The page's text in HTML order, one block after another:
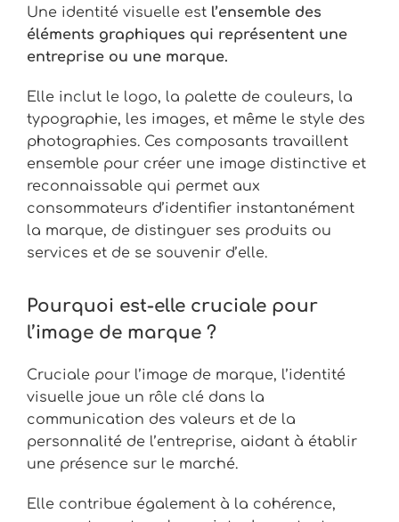
Une identité visuelle est l’ensemble des
éléments graphiques qui représentent une
entreprise ou une marque.
Elle inclut le logo, la palette de couleurs, la
typographie, les images, et même le style des
photographies. Ces composants travaillent
ensemble pour créer une image distinctive et
reconnaissable qui permet aux
consommateurs d’identifier instantanément
la marque, de distinguer ses produits ou
services et de se souvenir d’elle.
Pourquoi est-elle cruciale pour
l’image de marque ?
Cruciale pour l’image de marque, l’identité
visuelle joue un rôle clé dans la
communication des valeurs et de la
personnalité de l’entreprise, aidant à établir
une présence sur le marché.
Elle contribue également à la cohérence,